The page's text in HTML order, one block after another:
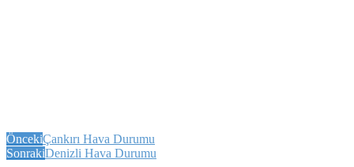
ÖncekiÇankırı Hava Durumu
SonrakiDenizli Hava Durumu